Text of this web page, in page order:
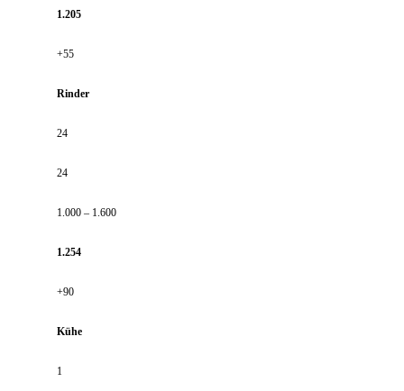
1.205
+55
Rinder
24
24
1.000 – 1.600
1.254
+90
Kühe
1